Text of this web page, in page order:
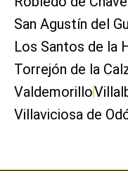
San Agustín del
Los Santos de la
Torrejón de la
Valdemorillo
Villaviciosa de